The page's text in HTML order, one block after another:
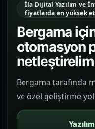
İla Dijital Yazılım ve
fiyatlarda en yüksek
Bergama
otomasyon
Bergama tarafında
ve özel geliştirme yol